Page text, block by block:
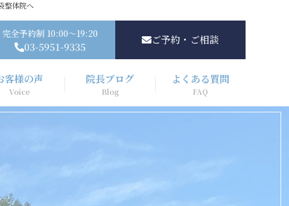
整体院へ
完全予約制 10:00～19:20
03-5951-9335
ご予約・ご相談
客様の声
Voice
院長ブログ
Blog
よくある質問
FAQ